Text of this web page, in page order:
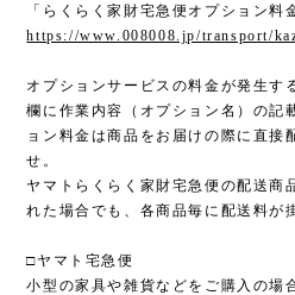
「らくらく家財宅急便オプション料
https://www.008008.jp/transport/
オプションサービスの料金が発生す
欄に作業内容（オプション名）の記
ョン料金は商品をお届けの際に直接
せ。
ヤマトらくらく家財宅急便の配送商
れた場合でも、各商品毎に配送料が
□ヤマト宅急便
小型の家具や雑貨などをご購入の場